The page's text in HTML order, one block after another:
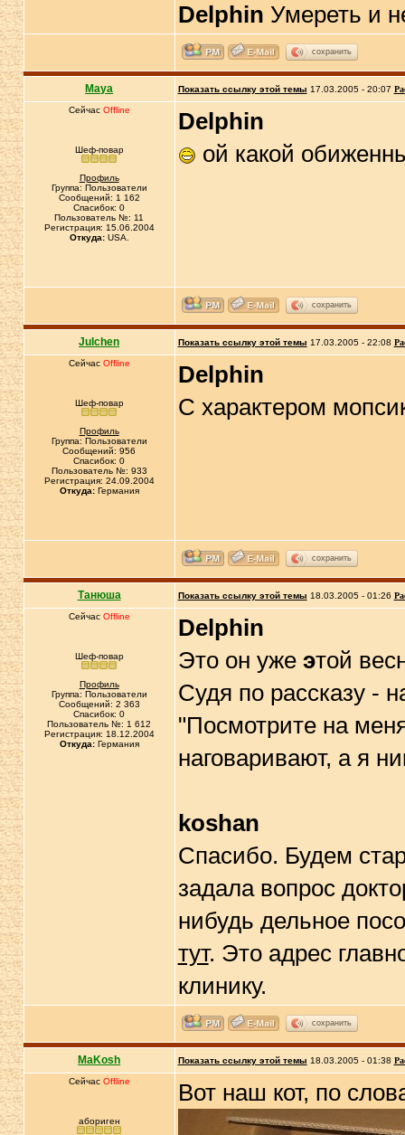
Delphin Умереть и
сохранить
Maya Показать ссылку этой темы 17.03.2005 - 20:07
Сейчас Offline
Шеф-повар
Профиль
Группа: Пользователи
Сообщений: 1 162
Спасибок: 0
Пользователь №: 11
Регистрация: 15.06.2004
Откуда:USA.
Delphin
ой какой
сохранить
Julchen Показать ссылку этой темы 17.03.2005 - 22:08
Сейчас Offline
Шеф-повар
Профиль
Группа: Пользователи
Сообщений: 956
Спасибок: 0
Пользователь №: 933
Регистрация: 24.09.2004
Откуда:Германия
Delphin
С характером
сохранить
Танюша Показать ссылку этой темы 18.03.2005 - 01:26
Сейчас Offline
Шеф-повар
Профиль
Группа: Пользователи
Сообщений: 2 363
Спасибок: 0
Пользователь №: 1 612
Регистрация: 18.12.2004
Откуда:Германия
Delphin
Это он уже этой
Судя по рассказу -
"Посмотрите на
наговаривают, а я
koshan
Спасибо. Будем
задала вопрос
нибудь дельное
тут. Это адрес
клинику.
сохранить
MaKosh Показать ссылку этой темы 18.03.2005 - 01:38
Сейчас Offline
абориген
Вот наш кот, по